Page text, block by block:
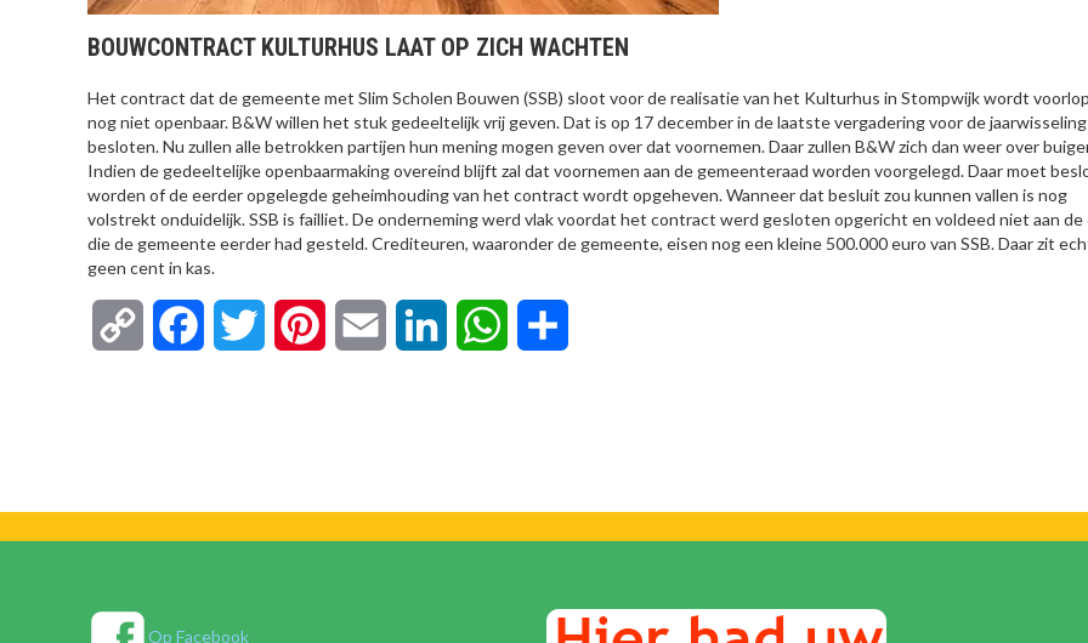
BOUWCONTRACT KULTURHUS LAAT OP ZICH WACHTEN
Het contract dat de gemeente met Slim Scholen Bouwen (SSB) sloot voor de realisatie van het Kulturhus in Stompwijk wordt
nog niet openbaar. B&W willen het stuk gedeeltelijk vrij geven. Dat is op 17 december in de laatste vergadering voor de jaarwisseling
besloten. Nu zullen alle betrokken partijen hun mening mogen geven over dat voornemen. Daar zullen B&W zich dan weer over
Indien de gedeeltelijke openbaarmaking overeind blijft zal dat voornemen aan de gemeenteraad worden voorgelegd. Daar moet
worden of de eerder opgelegde geheimhouding van het contract wordt opgeheven. Wanneer dat besluit zou kunnen vallen is nog
volstrekt onduidelijk. SSB is failliet. De onderneming werd vlak voordat het contract werd gesloten opgericht en voldeed niet aan de
die de gemeente eerder had gesteld. Crediteuren, waaronder de gemeente, eisen nog een kleine 500.000 euro van SSB. Daar zit
geen cent in kas.
Copy FacebookTwitter Pinterest Email LinkedIn WhatsApp
Op Facebook